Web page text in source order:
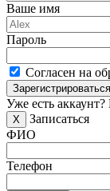
Ваше имя
Пароль
Согласен на
Зарегистрироваться
Уже есть аккаунт?
X
Записаться
ФИО
Телефон